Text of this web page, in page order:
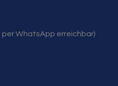
per WhatsApp erreichbar)